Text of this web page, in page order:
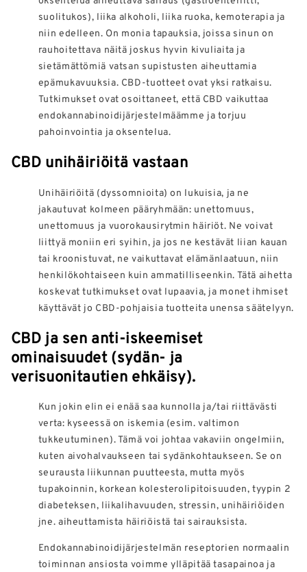
suolitukos), liika alkoholi, liika ruoka, kemoterapia ja
niin edelleen. On monia tapauksia, joissa sinun on
rauhoitettava näitä joskus hyvin kivuliaita ja
sietämättömiä vatsan supistusten aiheuttamia
epämukavuuksia. CBD-tuotteet ovat yksi ratkaisu.
Tutkimukset ovat osoittaneet, että CBD vaikuttaa
endokannabinoidijärjestelmäämme ja torjuu
pahoinvointia ja oksentelua.
CBD unihäiriöitä vastaan
Unihäiriöitä (dyssomnioita) on lukuisia, ja ne
jakautuvat kolmeen pääryhmään: unettomuus,
unettomuus ja vuorokausirytmin häiriöt. Ne voivat
liittyä moniin eri syihin, ja jos ne kestävät liian kauan
tai kroonistuvat, ne vaikuttavat elämänlaatuun, niin
henkilökohtaiseen kuin ammatilliseenkin. Tätä aihetta
koskevat tutkimukset ovat lupaavia, ja monet ihmiset
käyttävät jo CBD-pohjaisia tuotteita unensa säätelyyn.
CBD ja sen anti-iskeemiset
ominaisuudet (sydän- ja
verisuonitautien ehkäisy).
Kun jokin elin ei enää saa kunnolla ja/tai riittävästi
verta: kyseessä on iskemia (esim. valtimon
tukkeutuminen). Tämä voi johtaa vakaviin ongelmiin,
kuten aivohalvaukseen tai sydänkohtaukseen. Se on
seurausta liikunnan puutteesta, mutta myös
tupakoinnin, korkean kolesterolipitoisuuden, tyypin 2
diabeteksen, liikalihavuuden, stressin, unihäiriöiden
jne. aiheuttamista häiriöistä tai sairauksista.
Endokannabinoidijärjestelmän reseptorien normaalin
toiminnan ansiosta voimme ylläpitää tasapainoa ja